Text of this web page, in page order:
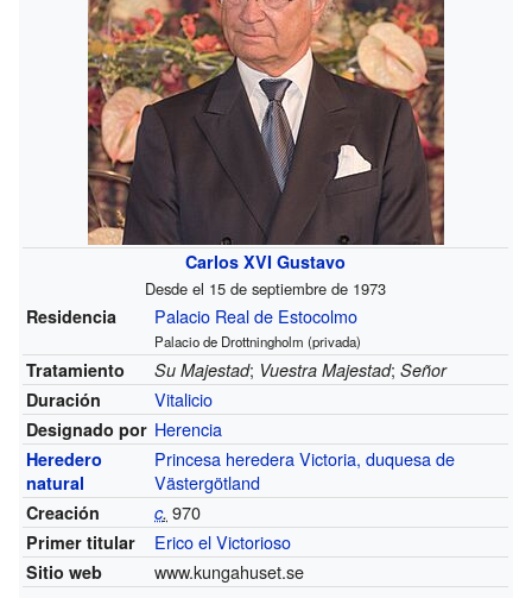
Carlos XVI Gustavo
Desde el 15 de septiembre de 1973
Residencia Palacio Real de Estocolmo
Palacio de Drottningholm (privada)
Tratamiento Su Majestad; Vuestra Majestad;Señor
Duración
Vitalicio
Designado por Herencia
Heredero
natural
Princesa heredera Victoria, duquesa de
Västergötland
Creación c. 970
Primer titular Erico el Victorioso
Sitio web www.kungahuset.se